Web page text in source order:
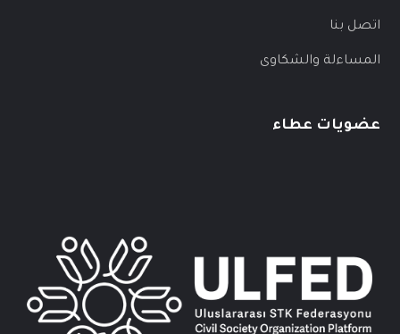
اتصل بنا
المساءلة والشكاوى
عضويات عطاء